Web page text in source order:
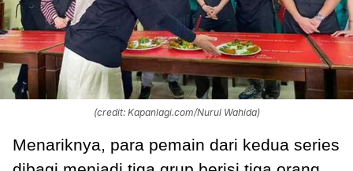
(credit: Kapanlagi.com/Nurul Wahida)
Menariknya, para pemain dari kedua series